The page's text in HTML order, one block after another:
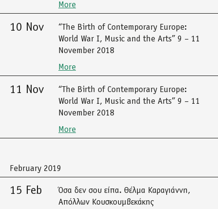
More
10 Nov
“The Birth of Contemporary Europe:
World War I, Music and the Arts” 9 – 11
November 2018
More
11 Nov
“The Birth of Contemporary Europe:
World War I, Music and the Arts” 9 – 11
November 2018
More
February 2019
15 Feb
Όσα δεν σου είπα. Θέλμα Καραγιάννη,
Απόλλων Κουσκουμβεκάκης